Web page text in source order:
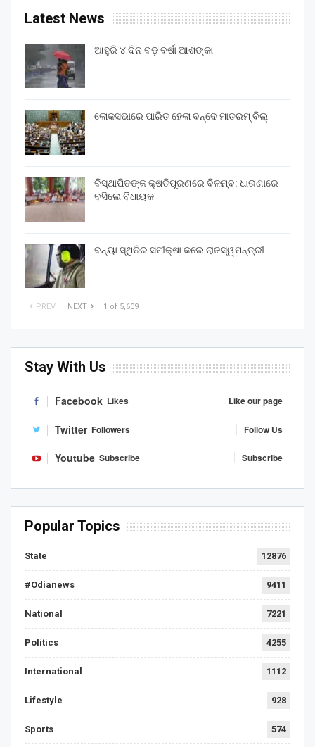
Latest News
ଆହୁରି ୪ ଦିନ ବଡ଼ ବର୍ଷା ଆଶଙ୍କା
ଲୋକସଭାରେ ପାରିତ ହେଲା ବନ୍ଦେ ମାତରମ୍‌ ବିଲ୍‌
ବିସ୍ଥାପିତଙ୍କ କ୍ଷତିପୂରଣରେ ବିଳମ୍ବ: ଧାରଣାରେ
ବସିଲେ ବିଧାୟକ
ବନ୍ୟା ସ୍ଥିତିର ସମୀକ୍ଷା କଲେ ରାଜସ୍ୱମନ୍ତ୍ରୀ
PREV NEXT 1 of 5,609
Stay With Us
Facebook Likes Like our page
Twitter Followers Follow Us
Youtube Subscribe Subscribe
Popular Topics
State 12876
#Odianews 9411
National 7221
Politics 4255
International 1112
Lifestyle 928
Sports 574